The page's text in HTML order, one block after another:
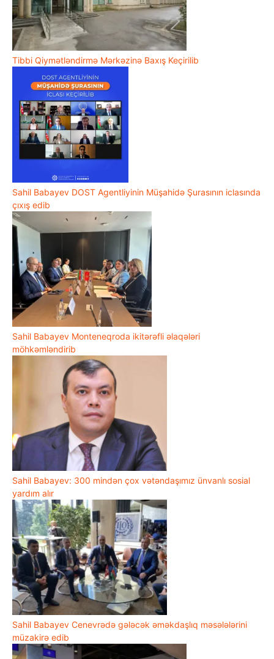
Tibbi Qiymətləndirmə Mərkəzinə Baxış Keçirilib
Sahil Babayev DOST Agentliyinin Müşahidə Şurasının iclasında
çıxış edib
Sahil Babayev Monteneqroda ikitərəfli əlaqələri
möhkəmləndirib
Sahil Babayev: 300 mindən çox vətəndaşımız ünvanlı sosial
yardım alır
Sahil Babayev Cenevrədə gələcək əməkdaşlıq məsələlərini
müzakirə edib